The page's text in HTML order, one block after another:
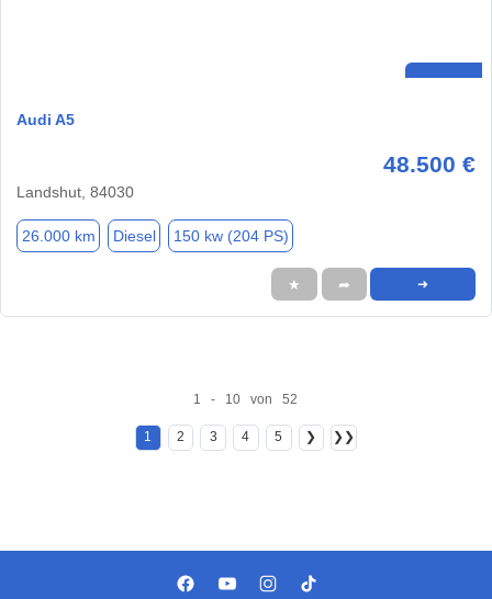
Audi A5
48.500 €
Landshut, 84030
26.000 km Diesel 150 kw (204 PS)
★ ➦ ➜
1 - 10 von 52
1 2 3 4 5 ❯ ❯❯